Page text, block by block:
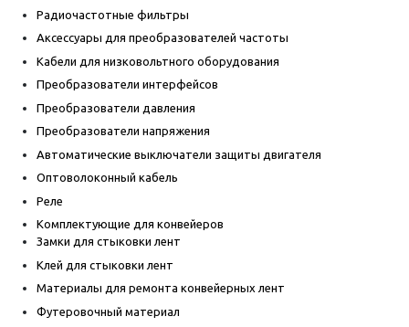
Радиочастотные фильтры
Аксессуары для преобразователей частоты
Кабели для низковольтного оборудования
Преобразователи интерфейсов
Преобразователи давления
Преобразователи напряжения
Автоматические выключатели защиты двигателя
Оптоволоконный кабель
Реле
Комплектующие для конвейеров
Замки для стыковки лент
Клей для стыковки лент
Материалы для ремонта конвейерных лент
Футеровочный материал